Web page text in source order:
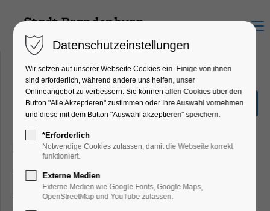
Menu
Ausstellung"frauenHAFT"
Ausstellung
11.06.2026, 13:00–17:00
Eintritt frei
Datenschutzeinstellungen
Wir setzen auf unserer Webseite Cookies ein. Einige von ihnen
sind erforderlich, während andere uns helfen, unser
Onlineangebot zu verbessern. Sie können allen Cookies über den
Button "Alle Akzeptieren" zustimmen oder Ihre Auswahl vornehmen
und diese mit dem Button "Auswahl akzeptieren" speichern.
*Erforderlich
Notwendige Cookies zulassen, damit die Webseite korrekt
funktioniert.
Externe Medien
Externe Medien wie Google Fonts, Google Maps,
OpenStreetMap und YouTube zulassen.